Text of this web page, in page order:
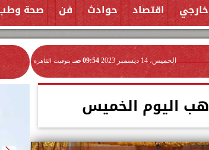
خارجي اقتصاد حوادث فن صحة
الخميس، 14 ديسمبر 2023 09:54 صـ بتوقيت القاهرة